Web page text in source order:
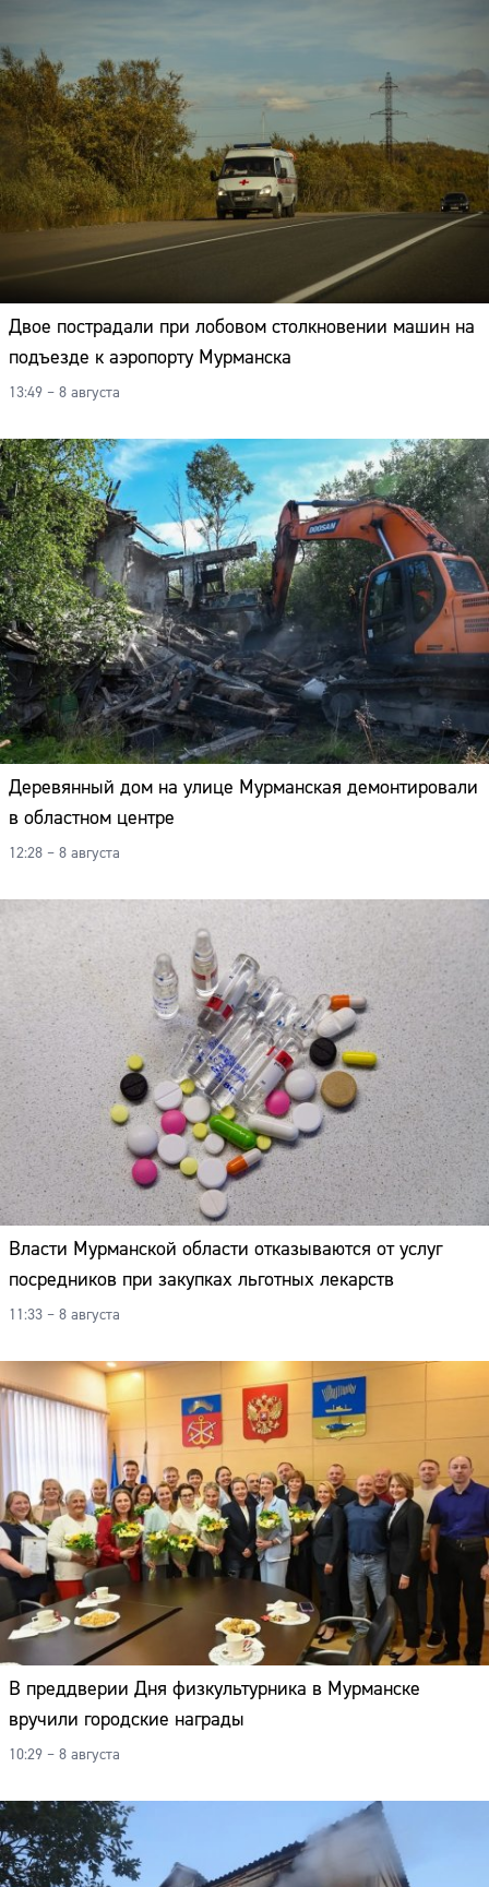
Двое пострадали при лобовом столкновении машин на
подъезде к аэропорту Мурманска
13:49 – 8 августа
Деревянный дом на улице Мурманская демонтировали
в областном центре
12:28 – 8 августа
Власти Мурманской области отказываются от услуг
посредников при закупках льготных лекарств
11:33 – 8 августа
В преддверии Дня физкультурника в Мурманске
вручили городские награды
10:29 – 8 августа